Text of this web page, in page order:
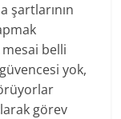
şartlarının
mesai belli
yok,
görev